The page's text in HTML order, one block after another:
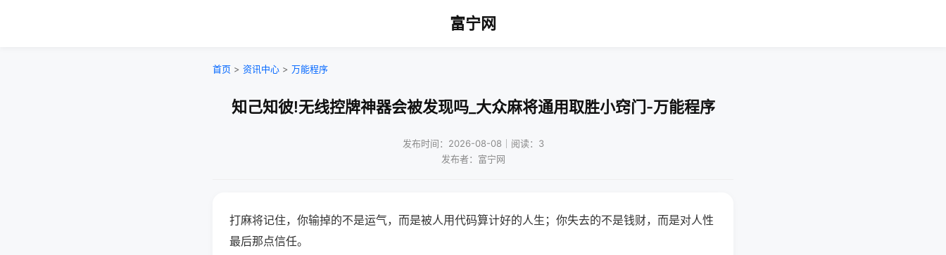
富宁网
首页 > 资讯中心 > 万能程序
知己知彼!无线控牌神器会被发现吗_大众麻将通用取胜小窍门-万能程序
发布时间：2026-08-08｜阅读：3
发布者：富宁网
打麻将记住，你输掉的不是运气，而是被人用代码算计好的人生；你失去的不是钱财，而是对人性
最后那点信任。